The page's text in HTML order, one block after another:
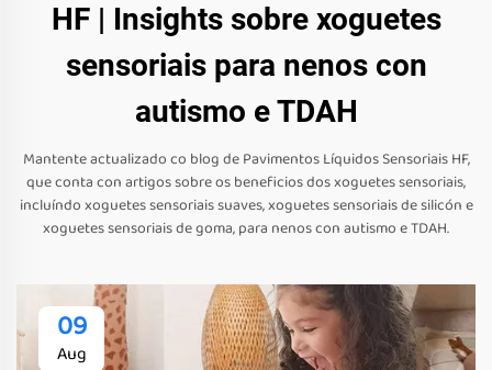
HF | Insights sobre xoguetes
sensoriais para nenos con
autismo e TDAH
Mantente actualizado co blog de Pavimentos Líquidos Sensoriais HF,
que conta con artigos sobre os beneficios dos xoguetes sensoriais,
incluíndo xoguetes sensoriais suaves, xoguetes sensoriais de silicón e
xoguetes sensoriais de goma, para nenos con autismo e TDAH.
09
Aug